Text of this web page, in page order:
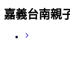
嘉義台南親